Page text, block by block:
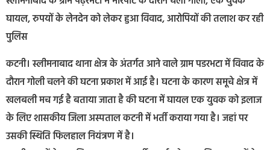
घायल, रुपयों के लेनदेन को लेकर हुआ विवाद, आरोपियों की तलाश कर रही
पुलिस
कटनी। स्लीमनाबाद थाना क्षेत्र के अंतर्गत आने वाले ग्राम पडरभटा में विवाद के
दौरान गोली चलने की घटना प्रकाश में आई है। घटना के कारण समूचे क्षेत्र में
खलबली मच गई है बताया जाता है की घटना में घायल एक युवक को इलाज
के लिए शासकीय जिला अस्पताल कटनी में भर्ती कराया गया है। जहां पर
उसकी स्थिति फिलहाल नियंत्रण में है।